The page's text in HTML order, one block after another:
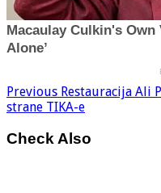
Previous Restauracija Ali
strane TIKA-e
Check Also